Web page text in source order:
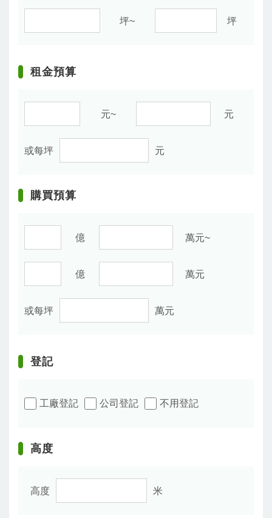
坪~ 坪
租金預算
元~ 元
或每坪 元
購買預算
億 萬元~
億 萬元
或每坪 萬元
登記
工廠登記 公司登記 不用登記
高度
高度 米